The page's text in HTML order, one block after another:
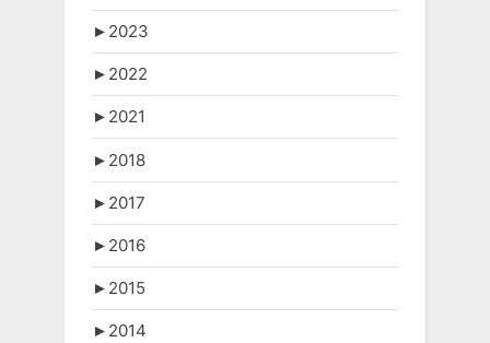
► 2023
► 2022
► 2021
► 2018
► 2017
► 2016
► 2015
► 2014